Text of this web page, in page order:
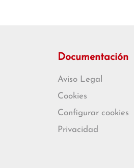
Documentación
Aviso Legal
Cookies
Configurar cookies
Privacidad